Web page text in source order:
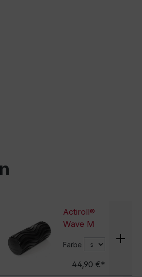
Actiroll®
Wave M
Farbe
44,90 €*